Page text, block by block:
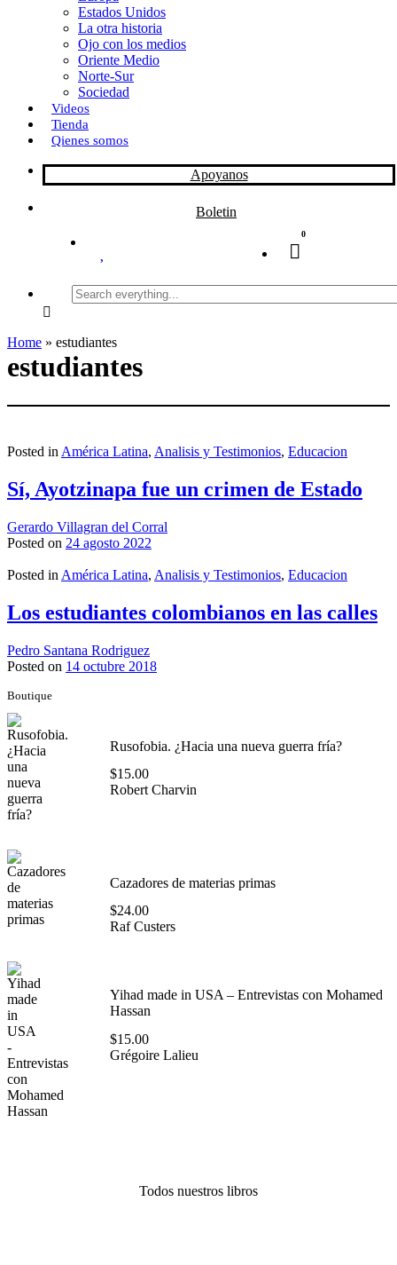
Estados Unidos
La otra historia
Ojo con los medios
Oriente Medio
Norte-Sur
Sociedad
Videos
Tienda
Qienes somos
Apoyanos
Boletin
0
Search
everything...
Home » estudiantes
estudiantes
Posted in América Latina, Analisis y Testimonios, Educacion
Sí, Ayotzinapa fue un crimen de Estado
Gerardo Villagran del Corral
Posted on 24 agosto 2022
Posted in América Latina, Analisis y Testimonios, Educacion
Los estudiantes colombianos en las calles
Pedro Santana Rodriguez
Posted on 14 octubre 2018
Boutique
Rusofobia. ¿Hacia una nueva guerra fría?
$15.00
Robert Charvin
Cazadores de materias primas
$24.00
Raf Custers
Yihad made in USA – Entrevistas con Mohamed
Hassan
$15.00
Grégoire Lalieu
Todos nuestros libros